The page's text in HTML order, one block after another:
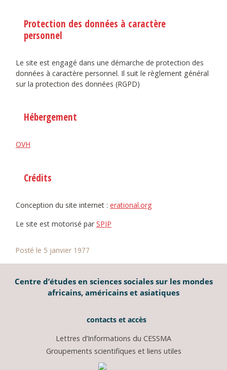
Protection des données à caractère
personnel
Le site est engagé dans une démarche de protection des
données à caractère personnel. Il suit le règlement général
sur la protection des données (RGPD)
Hébergement
OVH
Crédits
Conception du site internet : erational.org
Le site est motorisé parSPIP
Posté le 5 janvier 1977
Centre d’études en sciences sociales sur les mondes
africains, américains et asiatiques
contacts et accès
Lettres d’Informations du CESSMA
Groupements scientifiques et liens utiles